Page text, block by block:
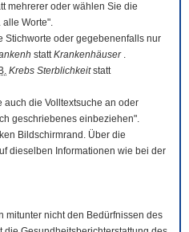
mehrerer oder wählen Sie die
alle Worte".
Stichworte oder gegebenenfalls nur
stattKrankenhäuser .
Krebs Sterblichkeitstatt
auch die Volltextsuche an oder
geschriebenes einbeziehen".
Bildschirmrand. Über die
dieselben Informationen wie bei der
mitunter nicht den Bedürfnissen des